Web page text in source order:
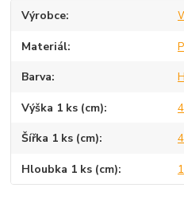
Výrobce
Materiál
Barva
Výška 1 ks (cm)
Šířka 1 ks (cm)
Hloubka 1 ks (cm)